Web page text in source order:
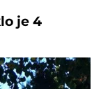
je 4